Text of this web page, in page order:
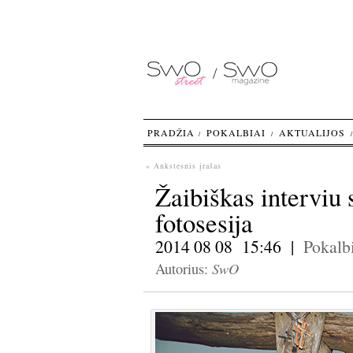
« Ankstesnis įrašas
Žaibiškas interviu
fotosesija
2014 08 08 15:46 |
Autorius: SwO
PRADŽIA POKALBIAI AKTUALIJOS